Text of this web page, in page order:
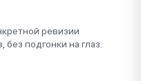
ревизии
подгонки на глаз.